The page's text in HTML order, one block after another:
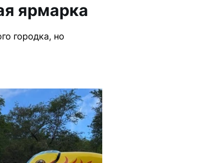
ярмарка
городка, но